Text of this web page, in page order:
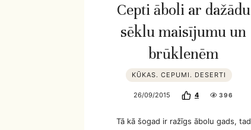
Cepti āboli ar dažādu
sēklu maisījumu un
brūklenēm
KŪKAS. CEPUMI. DESERTI
26/09/2015 4 396
Tā kā šogad ir ražīgs ābolu gads, tad